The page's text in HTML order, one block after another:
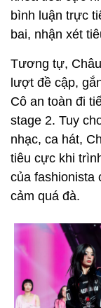
bình luận trực
bai, nhận xét
Tương tự,
lượt đề cập,
Cô an toàn đi
stage 2. Tuy
nhạc, ca hát,
tiêu cực khi
của fashionista
cảm quá đà.